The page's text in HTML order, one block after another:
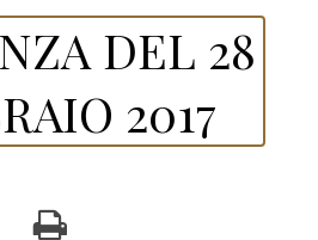
DEL 28
2017